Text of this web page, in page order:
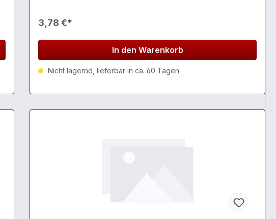
3,78 €*
In den Warenkorb
Nicht lagernd, lieferbar in ca. 60 Tagen